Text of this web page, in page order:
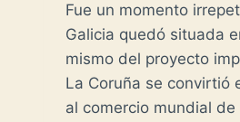
Fue un momento
Galicia quedó situada
mismo del proyecto
La Coruña se convirtió
al comercio mundial